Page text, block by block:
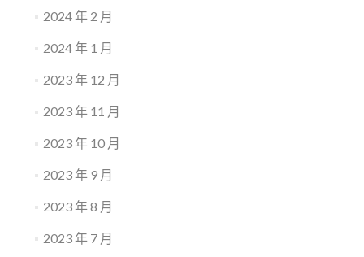
2024 年 2 月
2024 年 1 月
2023 年 12 月
2023 年 11 月
2023 年 10 月
2023 年 9 月
2023 年 8 月
2023 年 7 月